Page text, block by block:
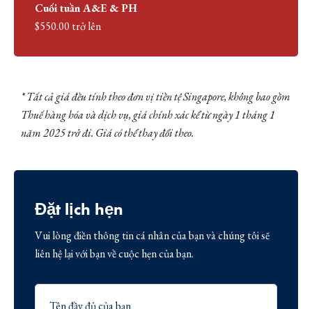
Cuối tuần A&E & PH
$550.00 trở lên
* Tất cả giá đều tính theo đơn vị tiền tệ Singapore, không bao gồm
Thuế hàng hóa và dịch vụ, giá chính xác kể từ ngày 1 tháng 1
năm 2025 trở đi. Giá có thể thay đổi theo.
Đặt lịch hẹn
Vui lòng điền thông tin cá nhân của bạn và chúng tôi sẽ
liên hệ lại với bạn về cuộc hẹn của bạn.